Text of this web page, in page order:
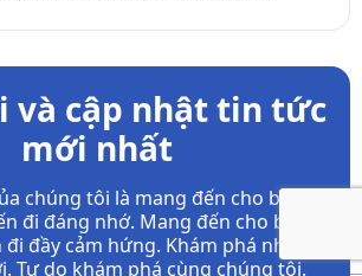
và cập nhật tin tức
mới nhất
chúng tôi là mang đến cho bạn
đi đáng nhớ. Mang đến cho bạn
đi đầy cảm hứng. Khám phá những
Tự do khám phá cùng chúng tôi.